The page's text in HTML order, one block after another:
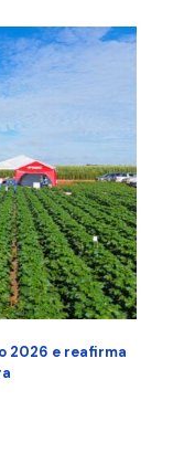
2026 e reafirma